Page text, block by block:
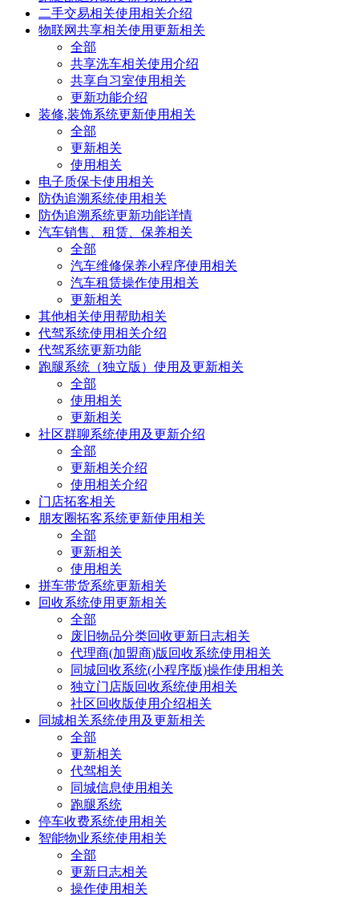
二手交易相关使用相关介绍
物联网共享相关使用更新相关
全部
共享洗车相关使用介绍
共享自习室使用相关
更新功能介绍
装修,装饰系统更新使用相关
全部
更新相关
使用相关
电子质保卡使用相关
防伪追溯系统使用相关
防伪追溯系统更新功能详情
汽车销售、租赁、保养相关
全部
汽车维修保养小程序使用相关
汽车租赁操作使用相关
更新相关
其他相关使用帮助相关
代驾系统使用相关介绍
代驾系统更新功能
跑腿系统（独立版）使用及更新相关
全部
使用相关
更新相关
社区群聊系统使用及更新介绍
全部
更新相关介绍
使用相关介绍
门店拓客相关
朋友圈拓客系统更新使用相关
全部
更新相关
使用相关
拼车带货系统更新相关
回收系统使用更新相关
全部
废旧物品分类回收更新日志相关
代理商(加盟商)版回收系统使用相关
同城回收系统(小程序版)操作使用相关
独立门店版回收系统使用相关
社区回收版使用介绍相关
同城相关系统使用及更新相关
全部
更新相关
代驾相关
同城信息使用相关
跑腿系统
停车收费系统使用相关
智能物业系统使用相关
全部
更新日志相关
操作使用相关